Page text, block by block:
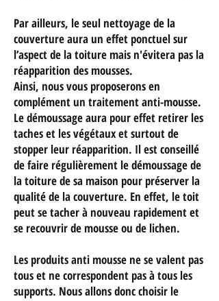
Par ailleurs, le seul nettoyage de la
couverture aura un effet ponctuel sur
l’aspect de la toiture mais n'évitera pas la
réapparition des mousses.
Ainsi, nous vous proposerons en
complément un traitement anti-mousse.
Le démoussage aura pour effet retirer les
taches et les végétaux et surtout de
stopper leur réapparition. Il est conseillé
de faire régulièrement le démoussage de
la toiture de sa maison pour préserver la
qualité de la couverture. En effet, le toit
peut se tacher à nouveau rapidement et
se recouvrir de mousse ou de lichen.
Les produits anti mousse ne se valent pas
tous et ne correspondent pas à tous les
supports. Nous allons donc choisir le